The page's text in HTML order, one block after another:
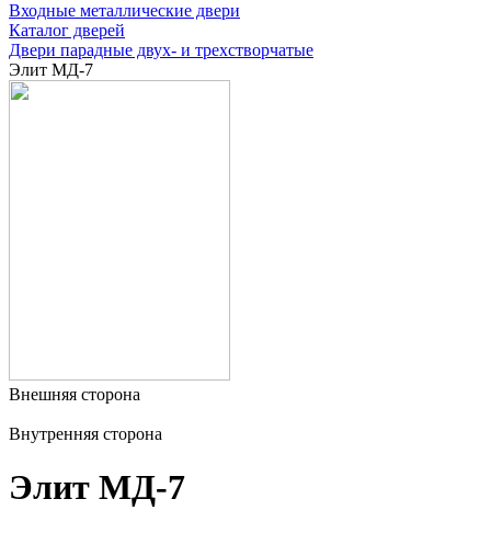
Входные металлические двери
Каталог дверей
Двери парадные двух- и трехстворчатые
Элит МД-7
Внешняя сторона
Внутренняя сторона
Элит МД-7